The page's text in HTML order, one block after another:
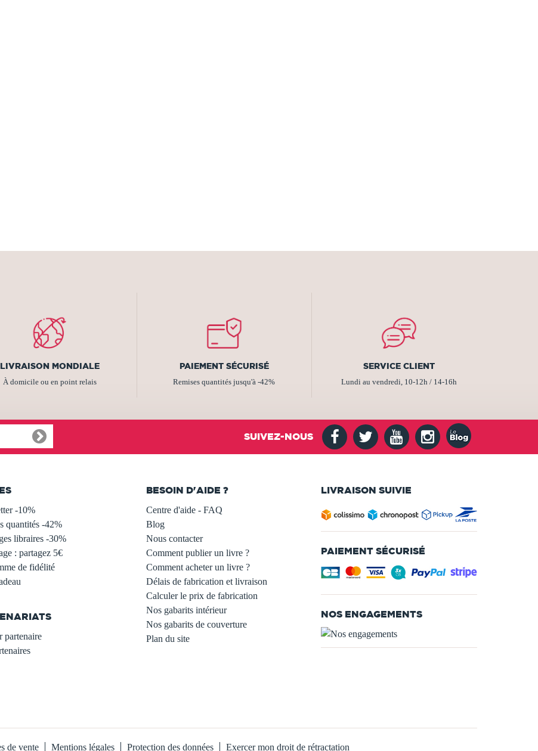
LIVRAISON MONDIALE
À domicile ou en point relais
PAIEMENT SÉCURISÉ
Remises quantités jusqu'à -42%
SERVICE CLIENT
Lundi au vendredi, 10-12h / 14-16h
SUIVEZ-NOUS
-10%
quantités -42%
libraires -30%
: partagez 5€
de fidélité
partenaire
BESOIN D'AIDE ?
Centre d'aide - FAQ
Blog
Nous contacter
Comment publier un livre ?
Comment acheter un livre ?
Délais de fabrication et livraison
Calculer le prix de fabrication
Nos gabarits intérieur
Nos gabarits de couverture
Plan du site
LIVRAISON SUIVIE
PAIEMENT SÉCURISÉ
NOS ENGAGEMENTS
de vente Mentions légales Protection des données Exercer mon droit de rétractation